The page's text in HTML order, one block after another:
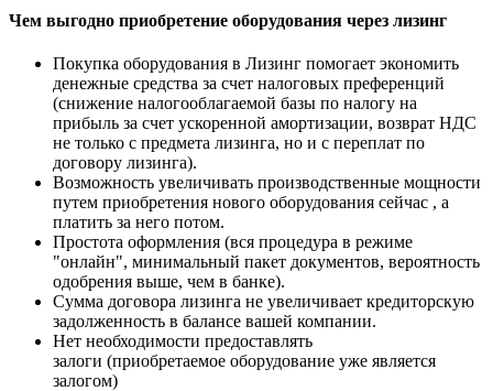
Чем выгодно приобретение оборудования через лизинг
Покупка оборудования в Лизинг помогает экономить
денежные средства за счет налоговых преференций
(снижение налогооблагаемой базы по налогу на
прибыль за счет ускоренной амортизации, возврат НДС
не только с предмета лизинга, но и с переплат по
договору лизинга).
Возможность увеличивать производственные мощности
путем приобретения нового оборудования сейчас , а
платить за него потом.
Простота оформления (вся процедура в режиме
"онлайн", минимальный пакет документов, вероятность
одобрения выше, чем в банке).
Сумма договора лизинга не увеличивает кредиторскую
задолженность в балансе вашей компании.
Нет необходимости предоставлять
залоги (приобретаемое оборудование уже является
залогом)